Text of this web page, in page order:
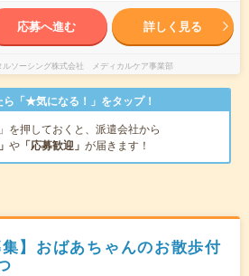
応募へ進む 詳しく見る
ルソーシング株式会社 メディカルケア事業部
「★気になる！」をタップ！
を押しておくと、派遣会社から
や 「応募歓迎」 が届きます！
集】おばあちゃんのお散歩付